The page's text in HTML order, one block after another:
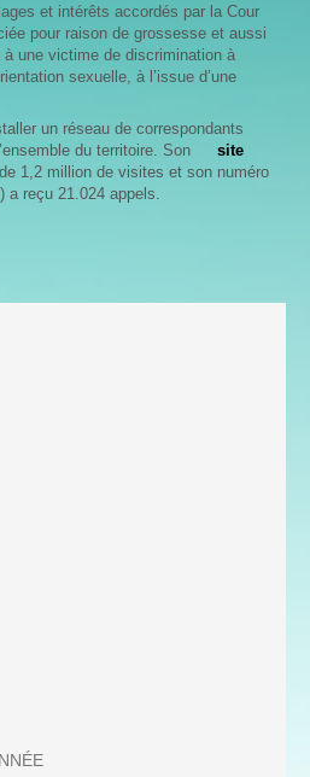
et intérêts accordés par la Cour
pour raison de grossesse et aussi
à une victime de discrimination à
sexuelle, à l’issue d’une
un réseau de correspondants
du territoire. Son
site
1,2 million de visites et son numéro
a reçu 21.024 appels.